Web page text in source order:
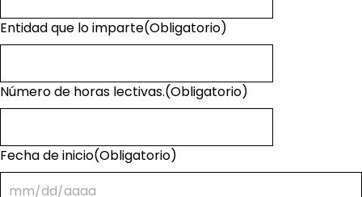
Entidad que lo imparte(Obligatorio)
Número de horas lectivas.(Obligatorio)
Fecha de inicio(Obligatorio)